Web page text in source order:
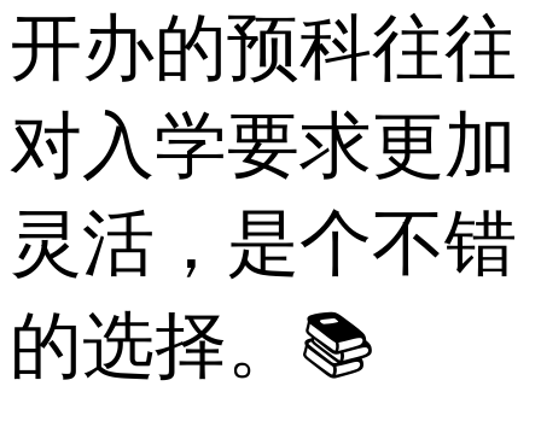
开办的预科往往
对入学要求更加
灵活，是个不错
的选择。📚